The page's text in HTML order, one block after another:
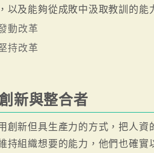
以及能夠從成敗中汲取教訓的能
動改革
持改革
新與整合者
創新但具生產力的方式，把人
持組織想要的能力，他們也確實